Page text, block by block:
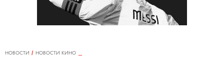
НОВОСТИ
НОВОСТИ КИНО